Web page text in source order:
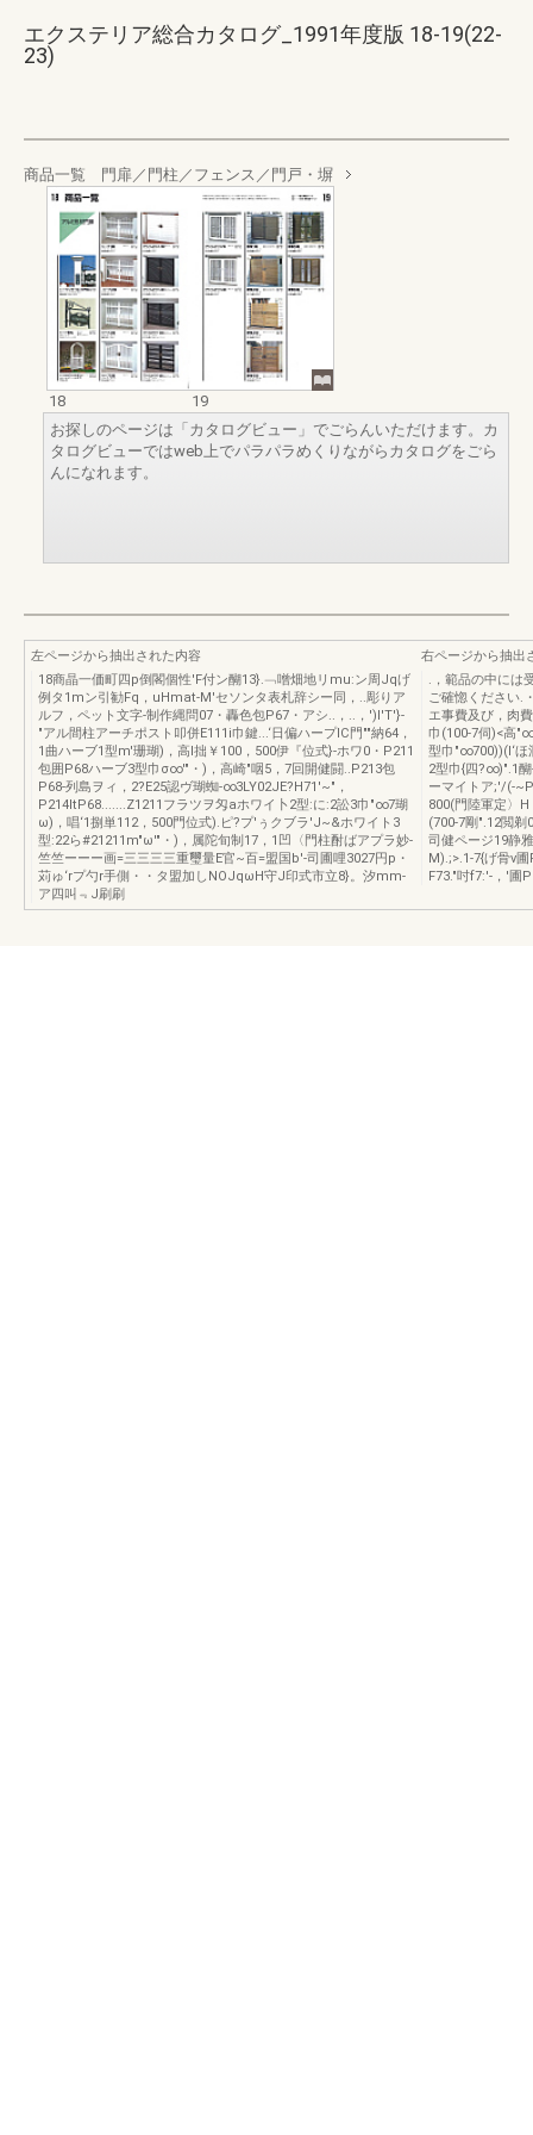
エクステリア総合カタログ_1991年度版 18-19(22-
23)
商品一覧 門扉／門柱／フェンス／門戸・塀
18
19
お探しのページは「カタログビュー」でごらんいただけます。カ
タログビューではweb上でパラパラめくりながらカタログをごら
んになれます。
左ページから抽出された内容
18商晶一価町四p倒閣個性'F付ン醐13}.﹁噌畑地リmu:ン周Jqげ
例タ1mン引勧Fq，uHmat-M'セソンタ表札辞シー同，..彫りア
ルフ，ペット文字-制作縄問07・轟色包P67・アシ..，..，')I'T'}-
"アル間柱アーチポスト叩併E111i巾鍵...‘日偏ハープIC門""納64，
1曲ハーブ1型m'珊瑚)，高l拙￥100，500伊『位式}-ホワ0・P211
包囲P68ハーブ3型巾σ∞'"・)，高崎"咽5，7回開健闘..P213包
P68-列島ヲィ，2?E25認ヴ瑚蜘-∞3LY02JE?H71'~"，
P214ltP68.......Z1211フラツヲ匁aホワイ卜2型:に:2訟3巾"∞7瑚
ω)，唱‘1捌単112，500門位式).ピ?プ'ぅクブラ'J~&ホワイト3
型:22ら#21211m"ω'"・)，属陀旬制17，1凹〈門柱酎ばアプラ妙-
竺竺ーーー画=三三三三重璽量E官~百=盟国b'-司圃哩3027円p・
苅ゅ‘rプ勺r手側・・タ盟加しNOJqωH守J印式市立8}。汐mm-
ア四叫﹃J刷刷
右ページから抽出
.，範品の中には
ご確惚ください.
エ事費及び，肉
巾(100-7伺)<高
型巾"∞700))(I‘ほ
2型巾{四?∞)".1
ーマイトア;'/(-
800(門陸軍定〉
(700-7剛".12閲
司健ページ19静
M).;>.1-7{げ骨ν
F73."吋f7:'-，'圃